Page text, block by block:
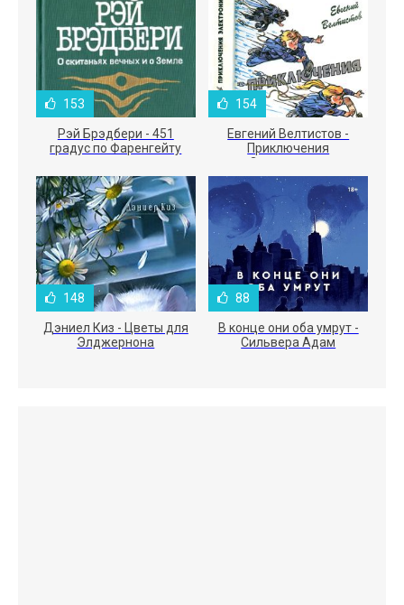
153
Рэй Брэдбери - 451
градус по Фаренгейту
154
Евгений Велтистов -
Приключения
Электроника
148
Дэниел Киз - Цветы для
Элджернона
88
В конце они оба умрут -
Сильвера Адам